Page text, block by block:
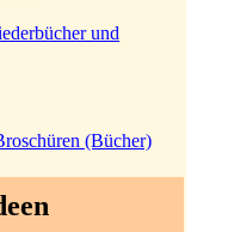
und
(Bücher)